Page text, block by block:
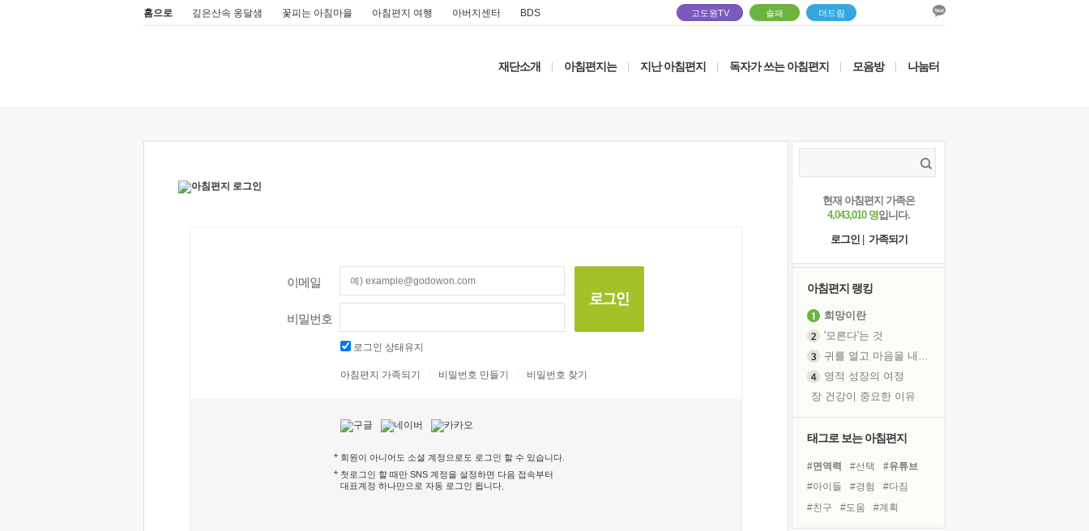
홈으로 깊은산속 옹달샘 꽃피는 아침마을 아침편지 여행 아버지센터 BDS 고도원TV 솔패 더드림
재단소개 아침편지는 지난 아침편지 독자가 쓰는 아침편지 모음방 나눔터
이메일
비밀번호
로그인 상태유지
아침편지 가족되기 비밀번호 만들기 비밀번호 찾기
회원이 아니어도 소셜 계정으로도 로그인 할 수 있습니다.
첫로그인 할 때만 SNS 계정을 설정하면 다음 접속부터
대표계정 하나만으로 자동 로그인 됩니다
현재 아침편지 가족은
4,043,010 명입니다.
로그인
가족되기
아침편지 랭킹
희망이란
'모른다'는 것
귀를 열고 마음을 내어주고
영적 성장의 여정
장 건강이 중요한 이유
흙이 된 몸으로 출근하는 여자
태그로 보는 아침편지
#면역력 #선택
#유튜브
#아이들
#경험
#다짐
#친구
#도움
#계획